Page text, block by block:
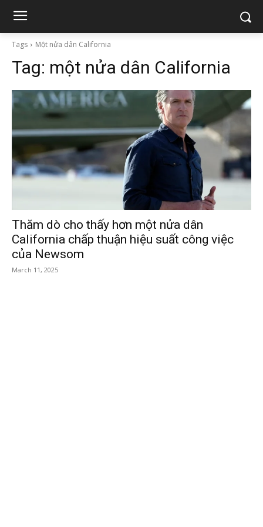
Tags Một nửa dân California
Tag: một nửa dân California
Thăm dò cho thấy hơn một nửa dân
California chấp thuận hiệu suất công việc
của Newsom
March 11, 2025